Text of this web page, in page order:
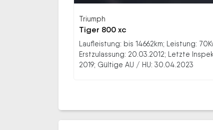
Triumph
Tiger 800 xc
Laufleistung: bis 14662km; Leistung:
Erstzulassung: 20.03.2012; Letzte
2019; Gültige AU / HU: 30.04.2023